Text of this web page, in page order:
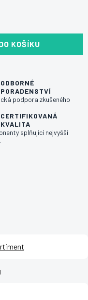
KOŠÍKU
ODBORNÉ
PORADENSTVÍ
podpora zkušeného
CERTIFIKOVANÁ
KVALITA
splňující nejvyšší